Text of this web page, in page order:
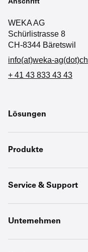
WEKA AG
Schürlistrasse 8
CH-8344 Bäretswil
info(at)weka-ag(dot)ch
+ 41 43 833 43 43
Lösungen
Produkte
Service & Support
Unternehmen